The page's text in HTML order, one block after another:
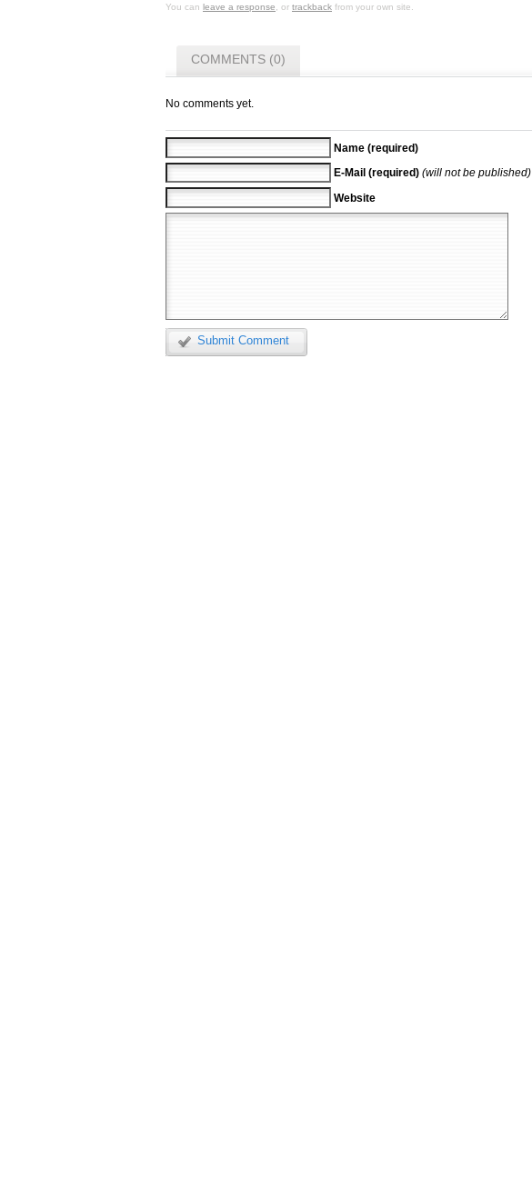
You can leave a response , or trackback from your own site.
COMMENTS (0)
No comments yet.
Name (required)
E-Mail (required) (will not be published)
Website
Submit Comment